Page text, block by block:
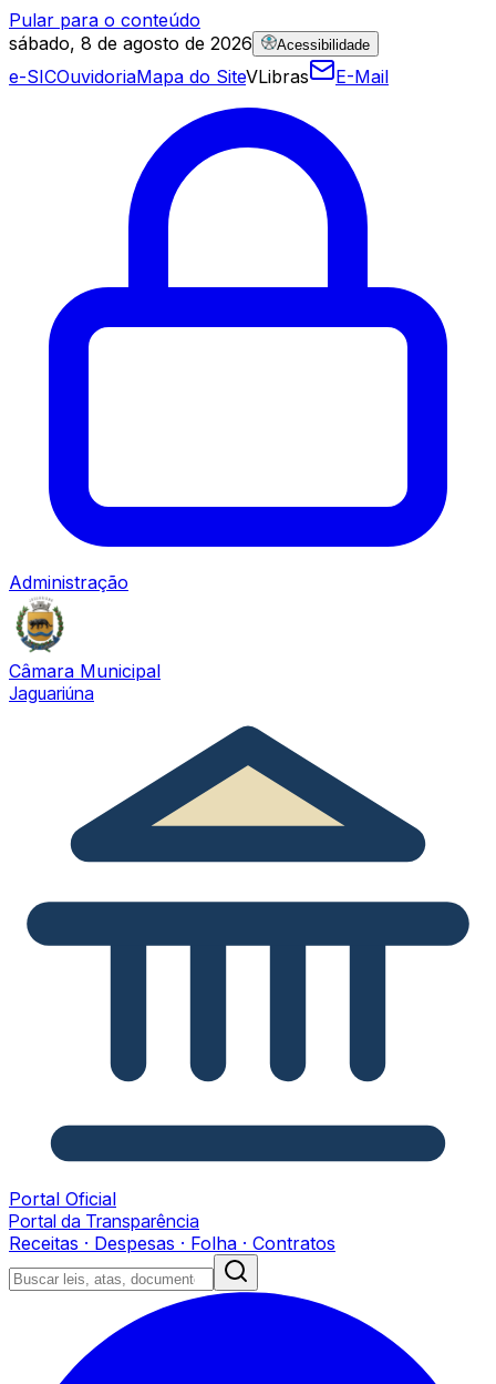
Pular para o conteúdo
sábado, 8 de agosto de 2026
Acessibilidade
e-SICOuvidoriaMapa do SiteVLibras E-Mail
Administração
Câmara Municipal
Jaguariúna
Portal Oficial
Portal da Transparência
Receitas · Despesas · Folha · Contratos